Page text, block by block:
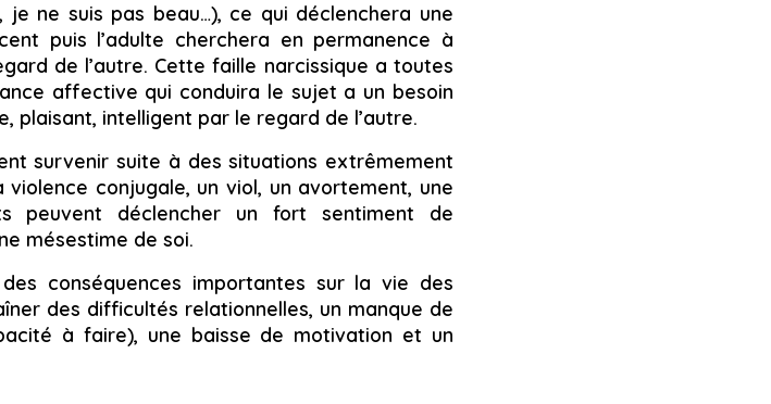
ne suis pas beau…), ce qui déclenchera une
puis l’adulte cherchera en permanence à
de l’autre. Cette faille narcissique a toutes
affective qui conduira le sujet a un besoin
plaisant, intelligent par le regard de l’autre.
survenir suite à des situations extrêmement
conjugale, un viol, un avortement, une
peuvent déclencher un fort sentiment de
mésestime de soi.
conséquences importantes sur la vie des
des difficultés relationnelles, un manque de
à faire), une baisse de motivation et un